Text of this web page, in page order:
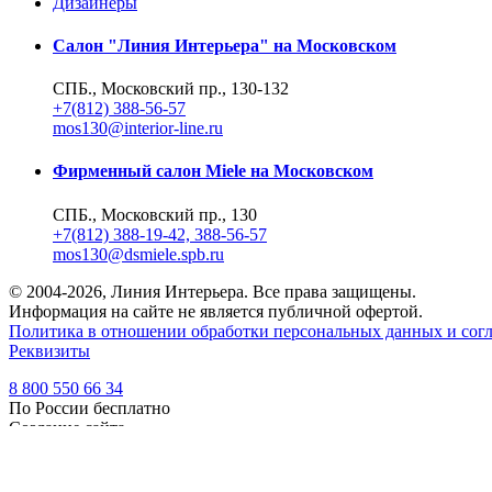
Салон "Линия Интерьера" на Московском
СПБ., Московский пр., 130-132
+7(812) 388-56-57
mos130@interior-line.ru
Фирменный салон Miele на Московском
СПБ., Московский пр., 130
+7(812) 388-19-42, 388-56-57
mos130@dsmiele.spb.ru
© 2004-2026, Линия Интерьера. Все права защищены.
Информация на сайте не является публичной офертой.
Политика в отношении обработки персональных данных и
Реквизиты
8 800 550 66 34
По России бесплатно
Создание сайта